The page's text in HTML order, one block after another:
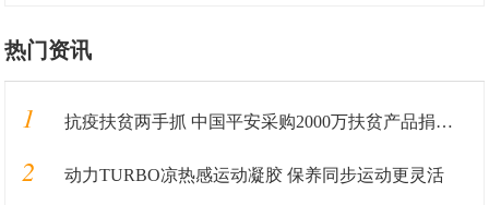
热门资讯
1 抗疫扶贫两手抓 中国平安采购2000万扶贫产品捐赠武汉
2 动力TURBO凉热感运动凝胶 保养同步运动更灵活